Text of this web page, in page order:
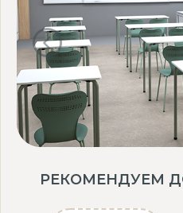
РЕКОМЕНДУЕМ